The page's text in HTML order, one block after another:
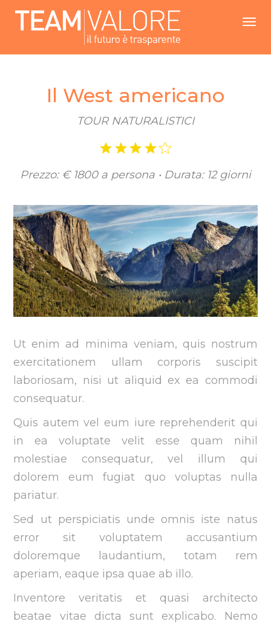
Il West americano
TOUR NATURALISTICI
Prezzo: € 1800 a persona • Durata: 12 giorni
Ut enim ad minima veniam, quis nostrum
exercitationem ullam corporis suscipit
laboriosam, nisi ut aliquid ex ea commodi
consequatur.
Quis autem vel eum iure reprehenderit qui
in ea voluptate velit esse quam nihil
molestiae consequatur, vel illum qui
dolorem eum fugiat quo voluptas nulla
pariatur.
Sed ut perspiciatis unde omnis iste natus
error sit voluptatem accusantium
doloremque laudantium, totam rem
aperiam, eaque ipsa quae ab illo.
Inventore veritatis et quasi architecto
beatae vitae dicta sunt explicabo. Nemo